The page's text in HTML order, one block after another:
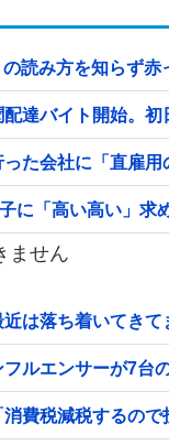
読み方を知らず赤
達バイト開始。
った会社に「直雇
に「高い高い」求
ません
は落ち着いてきて
ルエンサーが7台
費税減税するの